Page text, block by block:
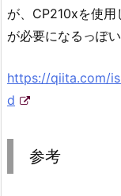
が、CP210xを使用
が必要になるっぽい
https://qiita.com/
d
参考